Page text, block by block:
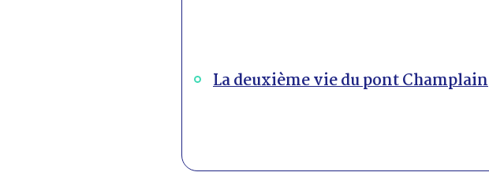
La deuxième vie du pont Champlain